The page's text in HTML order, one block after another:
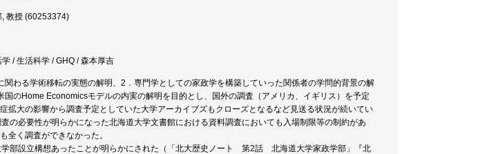
, 教授 (60253374)
/ 生活科学 / GHQ / 森本厚吉
わる学術移転の実態の解明、2．専門学としての家政学を構築していった関係者の学問的背景の解
のHome Economicsモデルの内実の解明を目的とし、国外の調査（アメリカ、イギリス）を予定
拡大の影響から調査予定としていた大学アーカイブズもクローズとなるなど見送る状況が続いてい
の必要性が明らかになった北海道大学文書館における資料調査においても入場制限等の制約があ
全く調査ができなかった。
部設立構想あったことが明らかにされた（「北大歴史ノート 第2話 北海道大学家政学部」『北